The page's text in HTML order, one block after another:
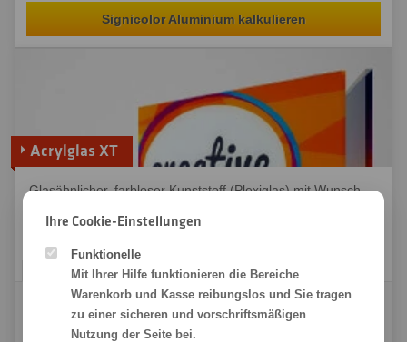
Signicolor Aluminium kalkulieren
Acrylglas XT
Glasähnlicher, farbloser Kunststoff (Plexiglas) mit Wunsch-
Verfügbare Stärken: 2, 3, 5, 8, 10, 12, 15, 20 und 25 mm
Acrylglas XT, 40 x 30 cm
(8,96 € Netto)
Ihre Cookie-Einstellungen
Funktionelle
Mit Ihrer Hilfe funktionieren die Bereiche
Warenkorb und Kasse reibungslos und Sie tragen
zu einer sicheren und vorschriftsmäßigen
Nutzung der Seite bei.